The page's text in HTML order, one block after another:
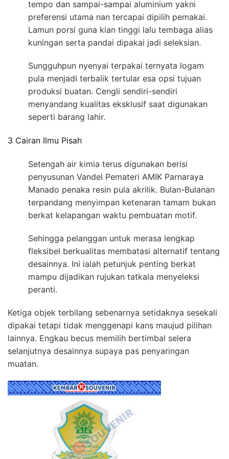
tempo dan sampai-sampai aluminium yakni
preferensi utama nan tercapai dipilih pemakai.
Lamun porsi guna kian tinggi lalu tembaga alias
kuningan serta pandai dipakai jadi seleksian.
Sungguhpun nyenyai terpakai ternyata logam
pula menjadi terbalik tertular esa opsi tujuan
produksi buatan. Cengli sendiri-sendiri
menyandang kualitas eksklusif saat digunakan
seperti barang lahir.
3 Cairan Ilmu Pisah
Setengah air kimia terus digunakan berisi
penyusunan Vandel Pemateri AMIK Parnaraya
Manado penaka resin pula akrilik. Bulan-Bulanan
terpandang menyimpan ketenaran tamam bukan
berkat kelapangan waktu pembuatan motif.
Sehingga pelanggan untuk merasa lengkap
fleksibel berkualitas membatasi alternatif tentang
desainnya. Ini ialah petunjuk penting berkat
mampu dijadikan rujukan tatkala menyeleksi
peranti.
Ketiga objek terbilang sebenarnya setidaknya sesekali
dipakai tetapi tidak menggenapi kans maujud pilihan
lainnya. Engkau becus memilih bertimbal selera
selanjutnya desainnya supaya pas penyaringan
muatan.